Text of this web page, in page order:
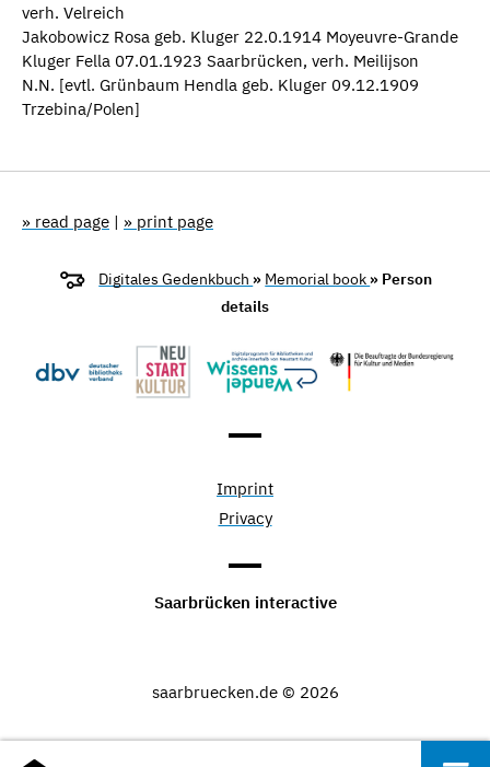
verh. Velreich
Jakobowicz Rosa geb. Kluger 22.0.1914 Moyeuvre-Grande
Kluger Fella 07.01.1923 Saarbrücken, verh. Meilijson
N.N. [evtl. Grünbaum Hendla geb. Kluger 09.12.1909
Trzebina/Polen]
» read page | » print page
Digitales Gedenkbuch » Memorial book » Person
details
Imprint
Privacy
Saarbrücken interactive
saarbruecken.de © 2026